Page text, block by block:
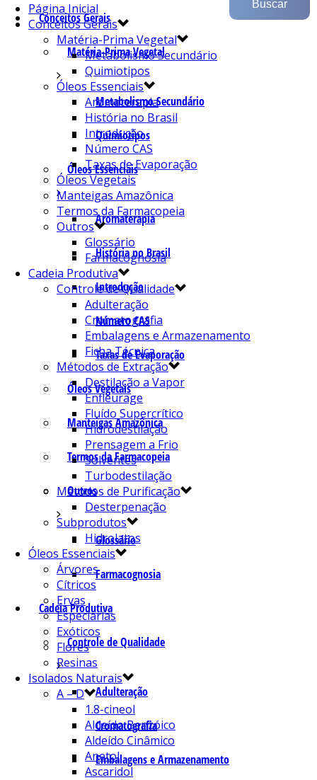
Conceitos Gerais
Matéria-Prima Vegetal
Metabolismo Secundário
Quimiotipos
Óleos Essenciais
Aromaterapia
História no Brasil
Introdução
Número CAS
Taxas de Evaporação
Óleos Vegetais
Manteigas Amazônica
Termos da Farmacopeia
Outros
Glossário
Farmacognosia
Cadeia Produtiva
Controle de Qualidade
Adulteração
Cromatografia
Embalagens e Armazenamento
Página Inicial
Conceitos Gerais
Matéria-Prima Vegetal
Metabolismo Secundário
Quimiotipos
Óleos Essenciais
Aromaterapia
História no Brasil
Introdução
Número CAS
Taxas de Evaporação
Óleos Vegetais
Manteigas Amazônica
Termos da Farmacopeia
Outros
Glossário
Farmacognosia
Cadeia Produtiva
Controle de Qualidade
Adulteração
Cromatografia
Embalagens e Armazenamento
Ficha Técnica
Métodos de Extração
Destilação a Vapor
Enfleurage
Fluído Supercrítico
Hidrodestilação
Prensagem a Frio
Solventes
Turbodestilação
Métodos de Purificação
Desterpenação
Subprodutos
Hidrolatos
Óleos Essenciais
Árvores
Cítricos
Ervas
Especiarias
Exóticos
Flores
Resinas
Isolados Naturais
A – D
1.8-cineol
Aldeído Benzóico
Aldeído Cinâmico
Anetol
Ascaridol